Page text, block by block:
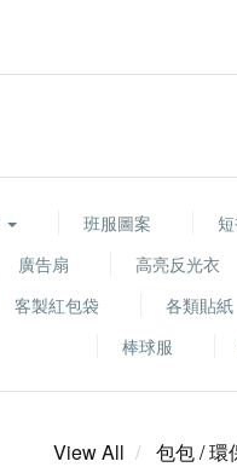
班服圖案
廣告扇 高亮反光衣
客製紅包袋 各類貼紙
棒球服
View All 包包 / 環